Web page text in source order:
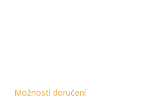
Možnosti doručení